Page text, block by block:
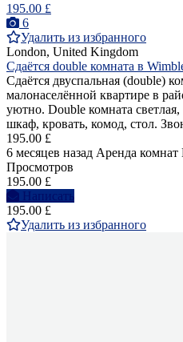
195.00 £
6
Удалить из избранного
London, United Kingdom
Сдаётся double комната в
Сдаётся двуспальная (double)
малонаселённой квартире в
уютно. Double комната
шкаф, кровать, комод, стол.
195.00 £
6 месяцев назад Аренда комнат
Просмотров
195.00 £
Написать
195.00 £
Удалить из избранного